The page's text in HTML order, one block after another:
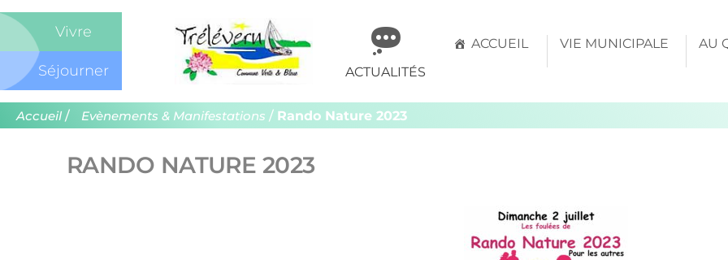
Vivre
Séjourner
Commune
Trélévern
ACTUALITÉS
ACCUEIL VIE MUNICIPALE AU
Accueil / Evènements & Manifestations / Rando Nature 2023
RANDO NATURE 2023